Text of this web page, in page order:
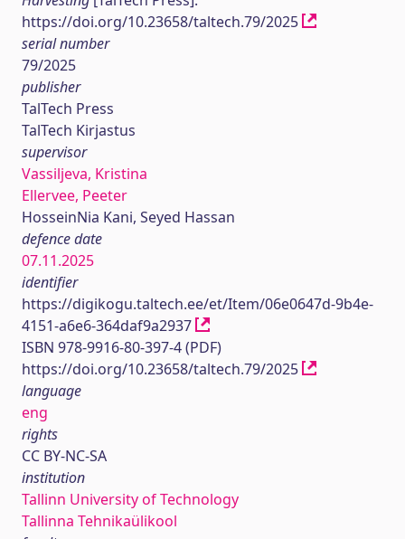
https://doi.org/10.23658/taltech.79/2025
serial number
79/2025
publisher
TalTech Press
TalTech Kirjastus
supervisor
Vassiljeva, Kristina
Ellervee, Peeter
HosseinNia Kani, Seyed Hassan
defence date
07.11.2025
identifier
https://digikogu.taltech.ee/et/Item/06e0647d-9b4e-
4151-a6e6-364daf9a2937
ISBN 978-9916-80-397-4 (PDF)
https://doi.org/10.23658/taltech.79/2025
language
eng
rights
CC BY-NC-SA
institution
Tallinn University of Technology
Tallinna Tehnikaülikool